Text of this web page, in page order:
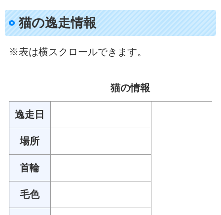
猫の逸走情報
※表は横スクロールできます。
猫の情報
逸走日
場所
首輪
毛色